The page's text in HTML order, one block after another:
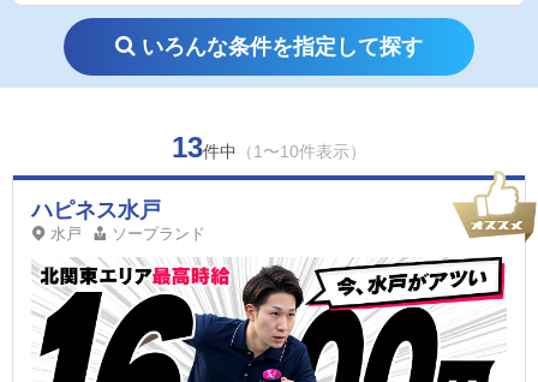
いろんな条件を指定して探す
13件中 （1〜10件表示）
ハピネス水戸
水戸 ソープランド